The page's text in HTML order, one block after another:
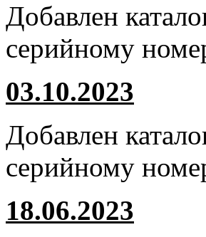
Добавлен
серийному
03.10.2023
Добавлен
серийному
18.06.2023